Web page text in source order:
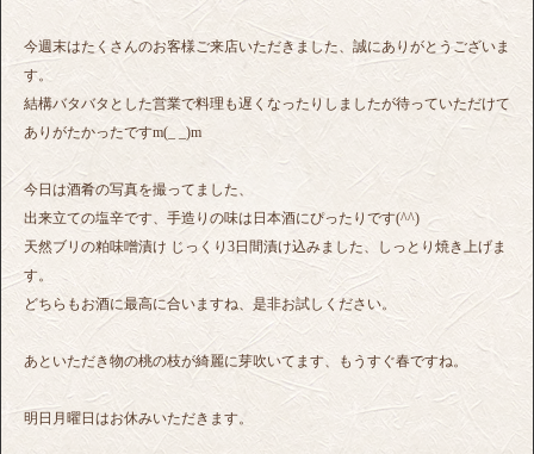
今週末はたくさんのお客様ご来店いただきました、誠にありがとうございま
す。
結構バタバタとした営業で料理も遅くなったりしましたが待っていただけて
ありがたかったですm(_ _)m
今日は酒肴の写真を撮ってました、
出来立ての塩辛です、手造りの味は日本酒にぴったりです(^^)
天然ブリの粕味噌漬け じっくり3日間漬け込みました、しっとり焼き上げま
す。
どちらもお酒に最高に合いますね、是非お試しください。
あといただき物の桃の枝が綺麗に芽吹いてます、もうすぐ春ですね。
明日月曜日はお休みいただきます。